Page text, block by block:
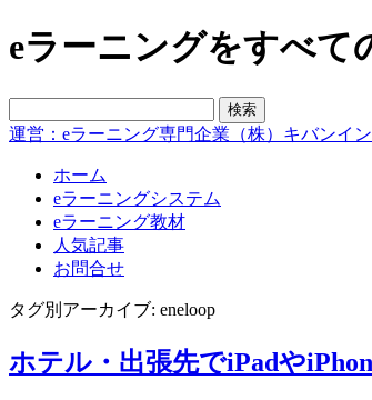
eラーニングをすべて
運営：eラーニング専門企業（株）キバンイ
ホーム
eラーニングシステム
eラーニング教材
人気記事
お問合せ
タグ別アーカイブ: eneloop
ホテル・出張先でiPadや